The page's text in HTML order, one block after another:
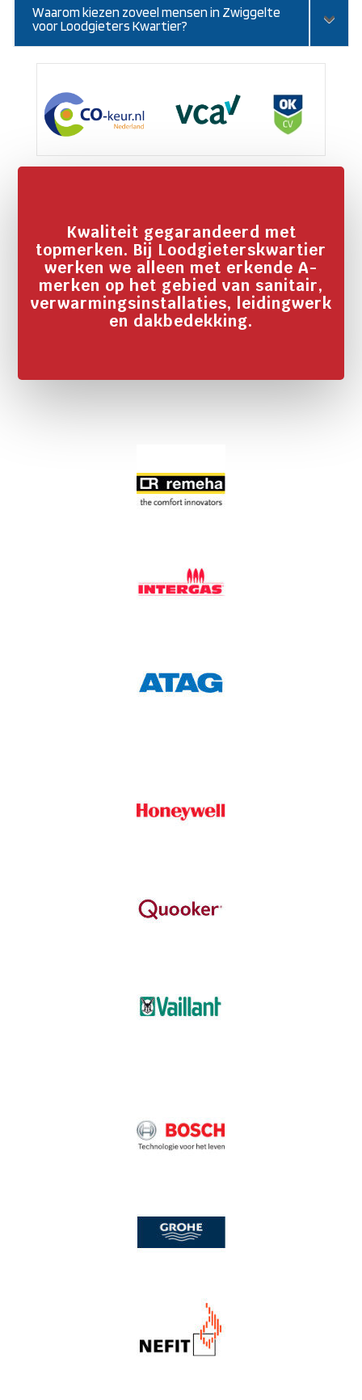
Waarom kiezen zoveel mensen in Zwiggelte
voor Loodgieters Kwartier?
Kwaliteit gegarandeerd met
topmerken. Bij Loodgieterskwartier
werken we alleen met erkende A-
merken op het gebied van sanitair,
verwarmingsinstallaties, leidingwerk
en dakbedekking.